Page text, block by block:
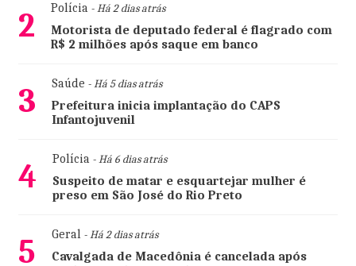
2 Polícia- Há 2 dias atrás
Motorista de deputado federal é flagrado com
R$ 2 milhões após saque em banco
3 Saúde - Há 5 dias atrás
Prefeitura inicia implantação do CAPS
Infantojuvenil
4 Polícia- Há 6 dias atrás
Suspeito de matar e esquartejar mulher é
preso em São José do Rio Preto
5 Geral- Há 2 dias atrás
Cavalgada de Macedônia é cancelada após